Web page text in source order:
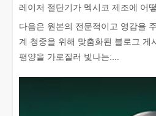
다음은 원본의 전문적이고 영감을
계 청중을 위해 맞춤화된 블로그 게
평양을 가로질러 빛나는:...